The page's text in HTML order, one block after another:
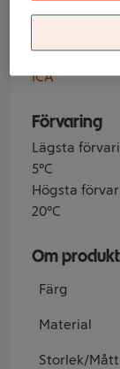
Varumärke
ICA
Förvaring
Lägsta
5°C
Högsta
20°C
Om
Färg
Material
Storlek/Mått